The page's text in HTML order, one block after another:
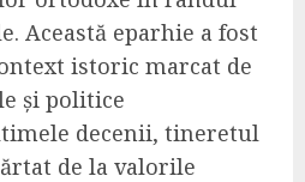
Această eparhie a fost
istoric marcat de
și politice
decenii, tineretul
de la valorile